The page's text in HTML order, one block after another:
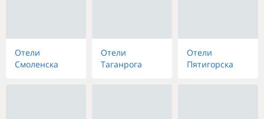
Отели
Смоленска
Отели
Таганрога
Отели
Пятигорска